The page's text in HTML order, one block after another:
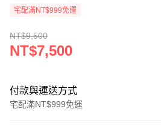
宅配滿NT$999免運
NT$9,500
NT$7,500
付款與運送方式
宅配滿NT$999免運